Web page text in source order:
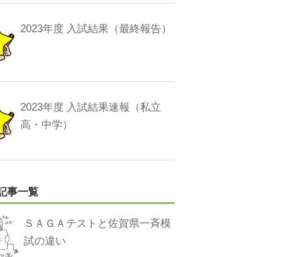
2023年度 入試結果（最終報告）
2023年度 入試結果速報（私立
高・中学）
事一覧
ＳＡＧＡテストと佐賀県一斉模
試の違い